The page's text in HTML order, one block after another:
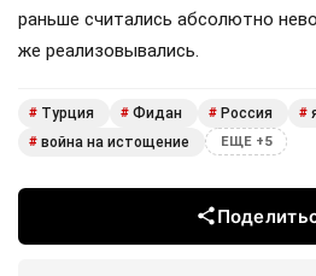
раньше считались абсолютно
же реализовывались.
# Турция # Фидан # Россия #
# война на истощение ЕЩЕ +5